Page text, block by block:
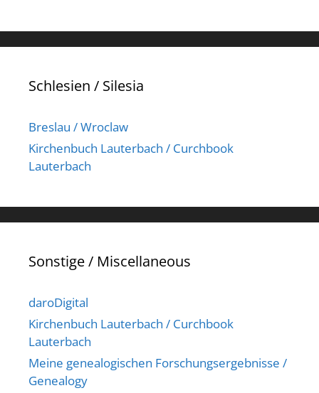
Schlesien / Silesia
Breslau / Wroclaw
Kirchenbuch Lauterbach / Curchbook
Lauterbach
Sonstige / Miscellaneous
daroDigital
Kirchenbuch Lauterbach / Curchbook
Lauterbach
Meine genealogischen Forschungsergebnisse /
Genealogy